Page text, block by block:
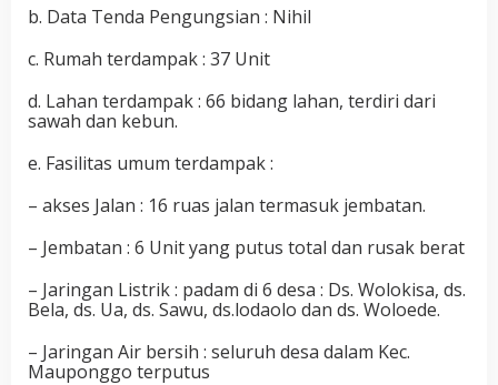
b. Data Tenda Pengungsian : Nihil
c. Rumah terdampak : 37 Unit
d. Lahan terdampak : 66 bidang lahan, terdiri dari
sawah dan kebun.
e. Fasilitas umum terdampak :
– akses Jalan : 16 ruas jalan termasuk jembatan.
– Jembatan : 6 Unit yang putus total dan rusak berat
– Jaringan Listrik : padam di 6 desa : Ds. Wolokisa, ds.
Bela, ds. Ua, ds. Sawu, ds.lodaolo dan ds. Woloede.
– Jaringan Air bersih : seluruh desa dalam Kec.
Mauponggo terputus